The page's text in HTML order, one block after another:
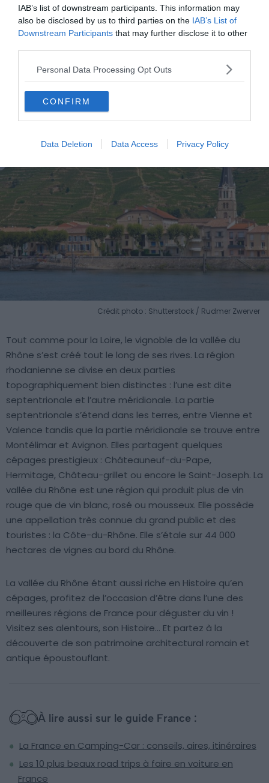
IAB’s list of downstream participants. This information may
also be disclosed by us to third parties on the IAB’s List of
Downstream Participants that may further disclose it to other
Personal Data Processing Opt Outs
CONFIRM
Data Deletion Data Access Privacy Policy
de vignes d’Alsace. Plus modeste que d’autres régions,
l’Alsace reste pourtant l’une des plus visitées pour la
7. Les Côtes du Rhône
Crédit photo : Shutterstock / Rudmer Zwerver
Tout comme pour la Loire, le vignoble de la vallée du
Rhône s’est créé tout le long de ses rives. La région
rhodanienne se divise en deux parties
topographiquement bien distinctes : l’une est dite
septentrionale et l’autre méridionale. La partie
septentrionale s’étend dans les terres, entre Vienne et
Valence tandis que la partie méridionale se trouve entre
Montélimar et Avignon. Elles partagent quelques
cépages prestigieux : Châteauneuf-du-Pape,
Hermitage, Château-grillet ou encore le Saint-Joseph. La
vallée du Rhône est une région qui produit plus de vin
rouge que de vin blanc, rosé ou mousseux. Elle possède
une appellation très connue du grand public et des
touristes : la Côte-du-Rhône. Elle s’étale sur 44 000
hectares de vignes au bord du Rhône.
La vallée du Rhône étant aussi riche en Histoire qu’en
cépages, profitez de l’occasion d’être dans l’une des
meilleures régions de France pour déguster du vin !
Visitez ses alentours, son Histoire… Et partez à la
découverte de son patrimoine architectural romain et
antique époustouflant.
À lire aussi sur le guide France :
La France en Camping-Car : conseils, aires, itinéraires
Les 10 plus beaux road trips à faire en voiture en
France